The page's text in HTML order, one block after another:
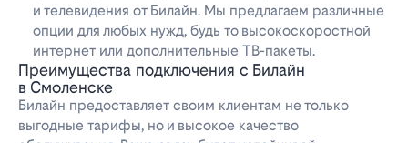
и телевидения от Билайн. Мы предлагаем различные
опции для любых нужд, будь то высокоскоростной
интернет или дополнительные ТВ-пакеты.
Преимущества подключения с Билайн
в Смоленске
Билайн предоставляет своим клиентам не только
выгодные тарифы, но и высокое качество